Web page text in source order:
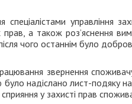
спеціалістами управління
а також роз’яснення
чого останнім було
звернення
надіслано лист-подяку
у захисті прав